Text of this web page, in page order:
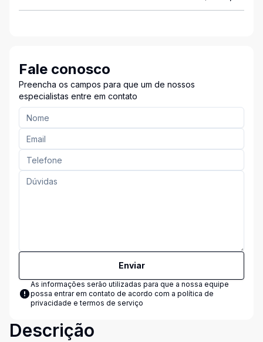
Fale conosco
Preencha os campos para que um de nossos
especialistas entre em contato
Enviar
As informações serão utilizadas para que a nossa equipe
possa entrar em contato de acordo com a política de
privacidade e termos de serviço
Descrição